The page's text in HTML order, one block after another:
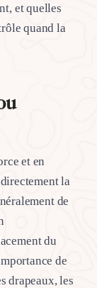
et quelles
quand la
et en
la
de
du
de
drapeaux, les